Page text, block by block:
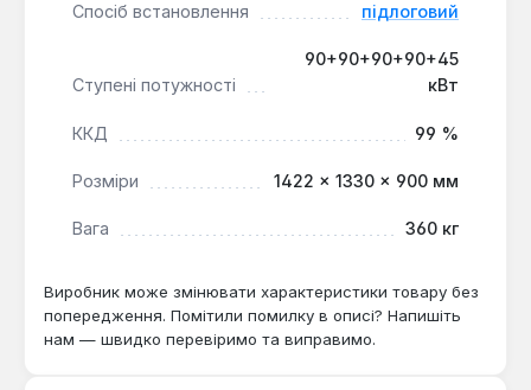
Можливість каскадного підключення та
складніші системи управління та дистанційного
моніторингу, що є важливим для промислових
Цей електричний котел є оптимальним рішенням
адміністративних або житлових приміщень, де
температури. Його застосування особливо
доцільне в умовах, коли відсутня можливість
підключення до газової магістралі або як
Спосіб встановлення підлоговий
Ступені потужності
90+90+90+90+45
кВт
ККД 99 %
Розміри 1422 × 1330 × 900 мм
Вага 360 кг
Виробник може змінювати характеристики товару без
попередження. Помітили помилку в описі? Напишіть
нам — швидко перевіримо та виправимо.